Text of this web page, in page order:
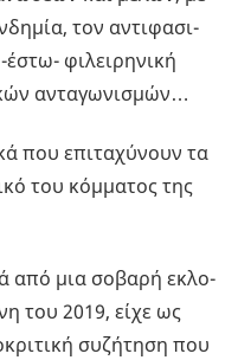
τον αντι­φα­σι­
φι­λει­ρη­νι­κή
αντα­γω­νι­σμών…
που επι­τα­χύ­νουν τα
του κόμ­μα­τος της
από μια σο­βα­ρή εκλο­
του 2019, είχε ως
συ­ζή­τη­ση που